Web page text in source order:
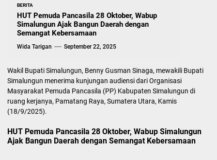
BERITA
HUT Pemuda Pancasila 28 Oktober, Wabup
Simalungun Ajak Bangun Daerah dengan
Semangat Kebersamaan
Wida Tarigan September 22, 2025
Wakil Bupati Simalungun, Benny Gusman Sinaga, mewakili Bupati
Simalungun menerima kunjungan audiensi dari Organisasi
Masyarakat Pemuda Pancasila (PP) Kabupaten Simalungun di
ruang kerjanya, Pamatang Raya, Sumatera Utara, Kamis
(18/9/2025).
HUT Pemuda Pancasila 28 Oktober, Wabup Simalungun
Ajak Bangun Daerah dengan Semangat Kebersamaan